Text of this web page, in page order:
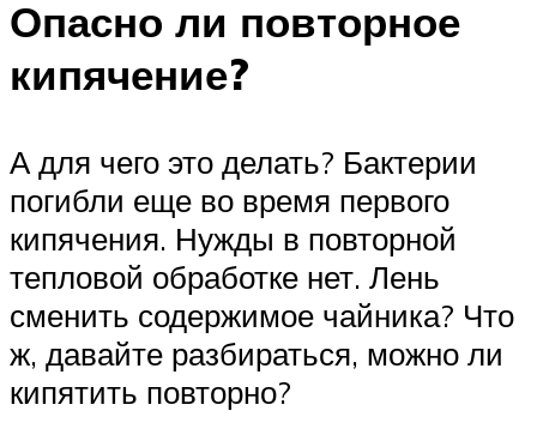
Опасно ли повторное
кипячение?
А для чего это делать? Бактерии
погибли еще во время первого
кипячения. Нужды в повторной
тепловой обработке нет. Лень
сменить содержимое чайника? Что
ж, давайте разбираться, можно ли
кипятить повторно?